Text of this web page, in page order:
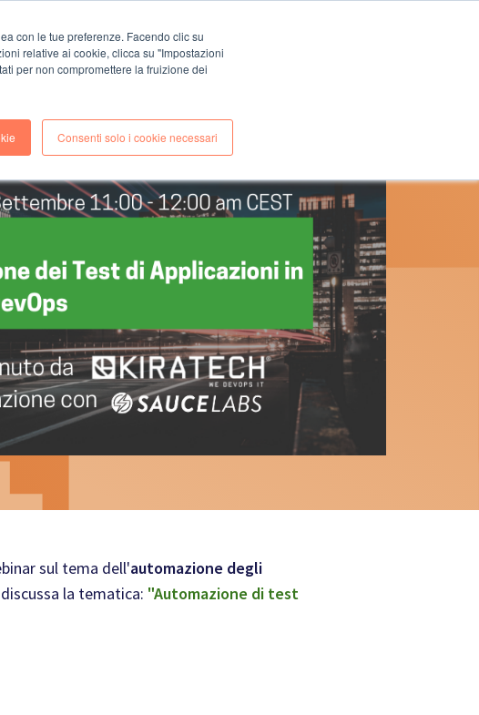
con le tue preferenze. Facendo clic su
relative ai cookie, clicca su "Impostazioni
per non compromettere la fruizione dei
Consenti solo i cookie necessari
RISORSE CASE STUDIES
sul tema dell'automazione degli
la tematica: "Automazione di test